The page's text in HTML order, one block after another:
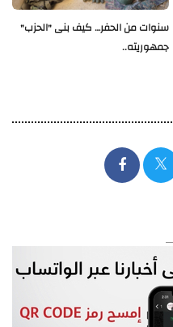
سنوات من الحفر… كيف بنى "الحزب"
جمهوريته..